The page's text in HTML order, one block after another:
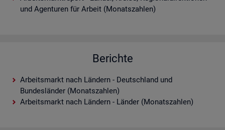
und Agenturen für Arbeit (Monatszahlen)
Berichte
Arbeitsmarkt nach Ländern - Deutschland und
Bundesländer (Monatszahlen)
Arbeitsmarkt nach Ländern - Länder (Monatszahlen)